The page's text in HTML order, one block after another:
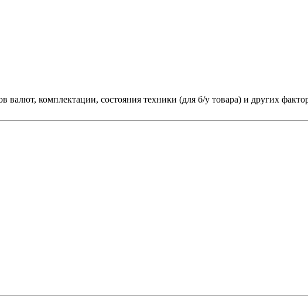
валют, комплектации, состояния техники (для б/у товара) и других